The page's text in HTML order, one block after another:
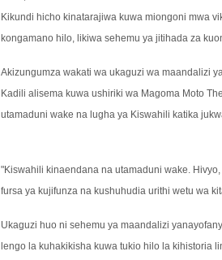
Kikundi hicho kinatarajiwa kuwa miongoni mwa
kongamano hilo, likiwa sehemu ya jitihada za
Akizungumza wakati wa ukaguzi wa maandalizi
Kadili alisema kuwa ushiriki wa Magoma Moto
utamaduni wake na lugha ya Kiswahili katika
"Kiswahili kinaendana na utamaduni wake.
fursa ya kujifunza na kushuhudia urithi wetu wa
Ukaguzi huo ni sehemu ya maandalizi
lengo la kuhakikisha kuwa tukio hilo la kihistoria